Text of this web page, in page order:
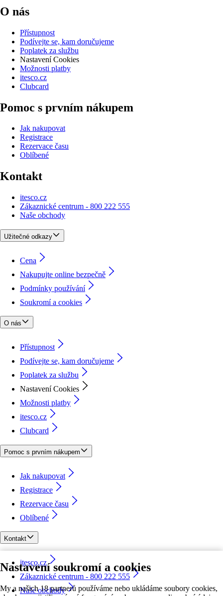
Nastavení soukromí a cookies
My a našich 18 partnerů používáme nebo ukládáme soubory cookies,
O nás
Přístupnost
Podívejte se, kam doručujeme
Poplatek za službu
Nastavení Cookies
Možnosti platby
itesco.cz
Clubcard
Pomoc s prvním nákupem
Jak nakupovat
Registrace
Rezervace času
Oblíbené
Kontakt
itesco.cz
Zákaznické centrum - 800 222 555
Naše obchody
Užitečné odkazy
Cena
Nakupujte online bezpečně
Podmínky používání
Soukromí a cookies
O nás
Přístupnost
Podívejte se, kam doručujeme
Poplatek za službu
Nastavení Cookies
Možnosti platby
itesco.cz
Clubcard
Pomoc s prvním nákupem
Jak nakupovat
Registrace
Rezervace času
Oblíbené
Kontakt
itesco.cz
Zákaznické centrum - 800 222 555
Naše obchody